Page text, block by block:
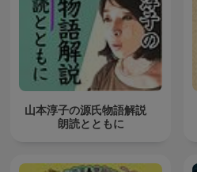
山本淳子の源氏物語解説
朗読とともに